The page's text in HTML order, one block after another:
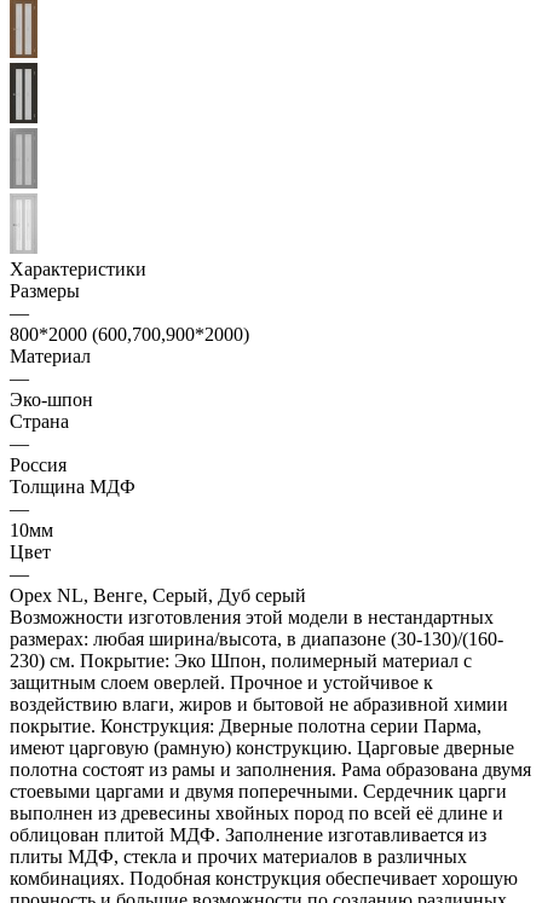
Характеристики
Размеры
—
800*2000 (600,700,900*2000)
Материал
—
Эко-шпон
Страна
—
Россия
Толщина МДФ
—
10мм
Цвет
—
Орех NL, Венге, Серый, Дуб серый
Возможности изготовления этой модели в нестандартных
размерах: любая ширина/высота, в диапазоне (30-130)/(160-
230) см. Покрытие: Эко Шпон, полимерный материал с
защитным слоем оверлей. Прочное и устойчивое к
воздействию влаги, жиров и бытовой не абразивной химии
покрытие. Конструкция: Дверные полотна серии Парма,
имеют царговую (рамную) конструкцию. Царговые дверные
полотна состоят из рамы и заполнения. Рама образована двумя
стоевыми царгами и двумя поперечными. Сердечник царги
выполнен из древесины хвойных пород по всей её длине и
облицован плитой МДФ. Заполнение изготавливается из
плиты МДФ, стекла и прочих материалов в различных
комбинациях. Подобная конструкция обеспечивает хорошую